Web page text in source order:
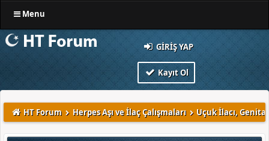
Menu
GIRIŞ YAP
Kayıt Ol
HT Forum Herpes Aşı ve İlaç Çalışmaları Uçuk İlacı,